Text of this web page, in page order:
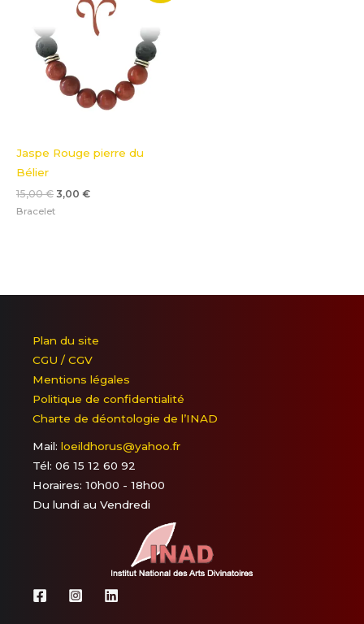
Jaspe Rouge pierre du
Bélier
15,00€
initial
était :
15,00 €.
3,00 €
actuel
est :
3,00 €.
Bracelet
Plan du site
CGU / CGV
Mentions légales
Politique de confidentialité
Charte de déontologie de l’INAD
Mail:loeildhorus@yahoo.fr
Tél: 06 15 12 60 92
Horaires: 10h00 - 18h00
Du lundi au Vendredi